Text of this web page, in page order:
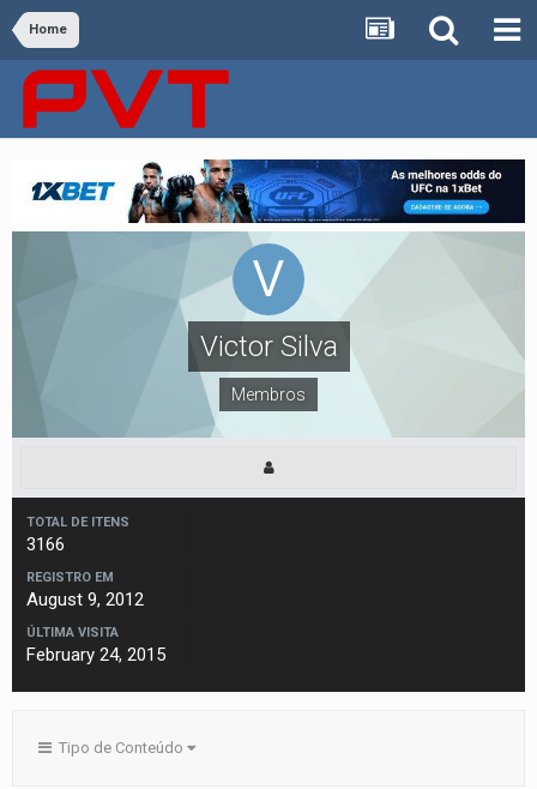
Home
Victor Silva
Membros
TOTAL DE ITENS
3166
REGISTRO EM
August 9, 2012
ÚLTIMA VISITA
February 24, 2015
Tipo de Conteúdo